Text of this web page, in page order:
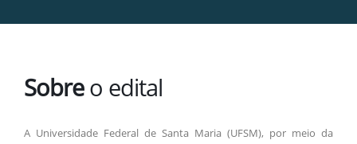
Sobreo edital
A Universidade Federal de Santa Maria (UFSM), por meio da